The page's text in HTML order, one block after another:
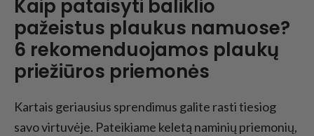
Kaip pataisyti baliklio
pažeistus plaukus namuose?
6 rekomenduojamos plaukų
priežiūros priemonės
Kartais geriausius sprendimus galite rasti tiesiog
savo virtuvėje. Pateikiame keletą naminių priemonių,